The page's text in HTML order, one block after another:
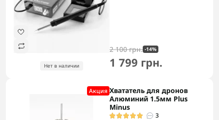
Нет в наличии
2 100 грн. -14%
1 799 грн.
Акция Хвататель для дронов
Алюминий 1.5мм Plus
Minus
3